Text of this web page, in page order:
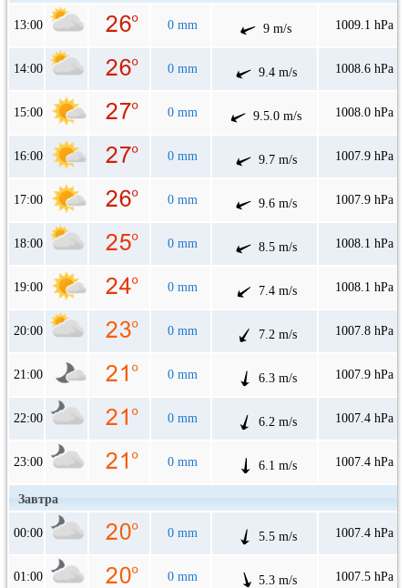
13:00 0 mm 9 m/s 1009.1 hPa
14:00 0 mm 9.4 m/s 1008.6 hPa
15:00 0 mm 9.5.0 m/s 1008.0 hPa
16:00 0 mm 9.7 m/s 1007.9 hPa
17:00 0 mm 9.6 m/s 1007.9 hPa
18:00 0 mm 8.5 m/s 1008.1 hPa
19:00 0 mm 7.4 m/s 1008.1 hPa
20:00 0 mm 7.2 m/s 1007.8 hPa
21:00 0 mm 6.3 m/s 1007.9 hPa
22:00 0 mm 6.2 m/s 1007.4 hPa
23:00 0 mm 6.1 m/s 1007.4 hPa
Завтра
00:00 0 mm 5.5 m/s 1007.4 hPa
01:00 0 mm 5.3 m/s 1007.5 hPa